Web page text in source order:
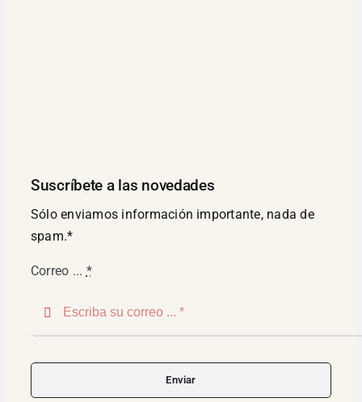
Suscríbete a las novedades
Sólo enviamos información importante, nada de
spam.*
Correo ... *
Enviar